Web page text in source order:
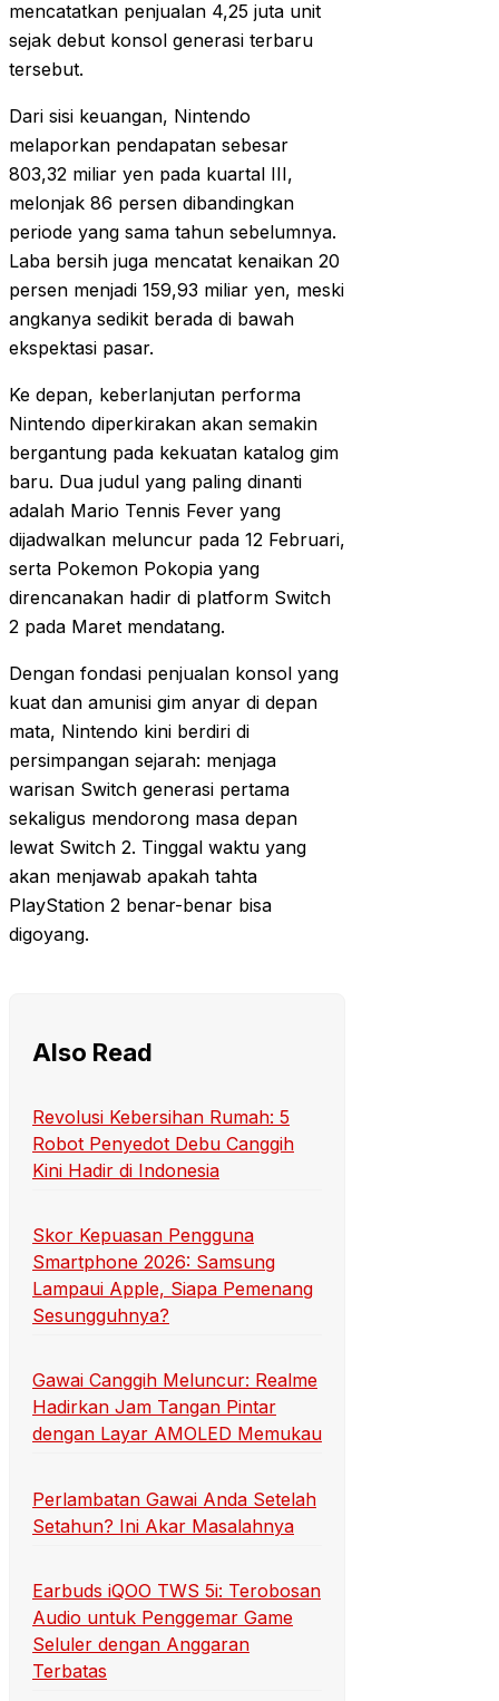
mencatatkan penjualan 4,25 juta unit
sejak debut konsol generasi terbaru
tersebut.
Dari sisi keuangan, Nintendo
melaporkan pendapatan sebesar
803,32 miliar yen pada kuartal III,
melonjak 86 persen dibandingkan
periode yang sama tahun sebelumnya.
Laba bersih juga mencatat kenaikan 20
persen menjadi 159,93 miliar yen, meski
angkanya sedikit berada di bawah
ekspektasi pasar.
Ke depan, keberlanjutan performa
Nintendo diperkirakan akan semakin
bergantung pada kekuatan katalog gim
baru. Dua judul yang paling dinanti
adalah Mario Tennis Fever yang
dijadwalkan meluncur pada 12 Februari,
serta Pokemon Pokopia yang
direncanakan hadir di platform Switch
2 pada Maret mendatang.
Dengan fondasi penjualan konsol yang
kuat dan amunisi gim anyar di depan
mata, Nintendo kini berdiri di
persimpangan sejarah: menjaga
warisan Switch generasi pertama
sekaligus mendorong masa depan
lewat Switch 2. Tinggal waktu yang
akan menjawab apakah tahta
PlayStation 2 benar-benar bisa
digoyang.
Also Read
Revolusi Kebersihan Rumah: 5
Robot Penyedot Debu Canggih
Kini Hadir di Indonesia
Skor Kepuasan Pengguna
Smartphone 2026: Samsung
Lampaui Apple, Siapa Pemenang
Sesungguhnya?
Gawai Canggih Meluncur: Realme
Hadirkan Jam Tangan Pintar
dengan Layar AMOLED Memukau
Perlambatan Gawai Anda Setelah
Setahun? Ini Akar Masalahnya
Earbuds iQOO TWS 5i: Terobosan
Audio untuk Penggemar Game
Seluler dengan Anggaran
Terbatas